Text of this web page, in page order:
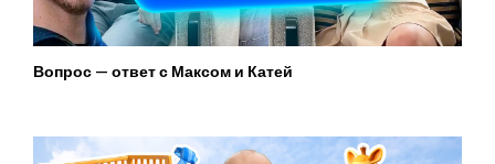
Вопрос — ответ с Максом и Катей